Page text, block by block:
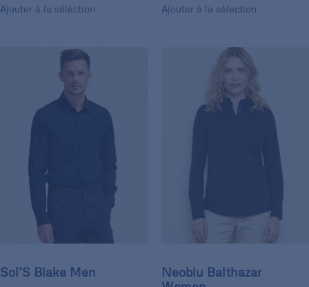
Ajouter à la sélection Ajouter à la sélection
Sol’S Blake Men
Neoblu Balthazar